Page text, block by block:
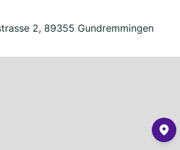
2, 89355 Gundremmingen